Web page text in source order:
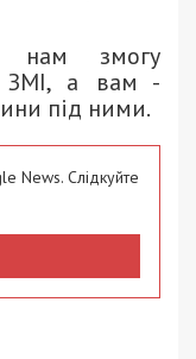
нам змогу
ЗМІ, а вам -
під ними.
News. Слідкуйте